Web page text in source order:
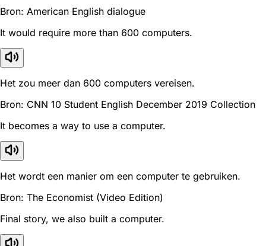
Bron: American English dialogue
It would require more than 600 computers.
Het zou meer dan 600 computers vereisen.
Bron: CNN 10 Student English December 2019 Collection
It becomes a way to use a computer.
Het wordt een manier om een computer te gebruiken.
Bron: The Economist (Video Edition)
Final story, we also built a computer.